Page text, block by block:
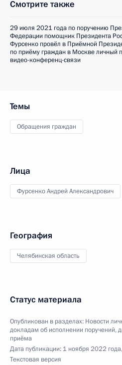
Смотрите также
29 июля 2021 года по поручению
Федерации помощник Президента
Фурсенко провёл в Приёмной
по приёму граждан в Москве личный
видео-конференц-связи
Темы
Обращения граждан
Лица
Фурсенко Андрей Александрович
География
Челябинская область
Статус материала
Опубликован в разделах: Новости
докладам об исполнении поручений,
приёма
Дата публикации: 1 ноября 2022
Текстовая версия